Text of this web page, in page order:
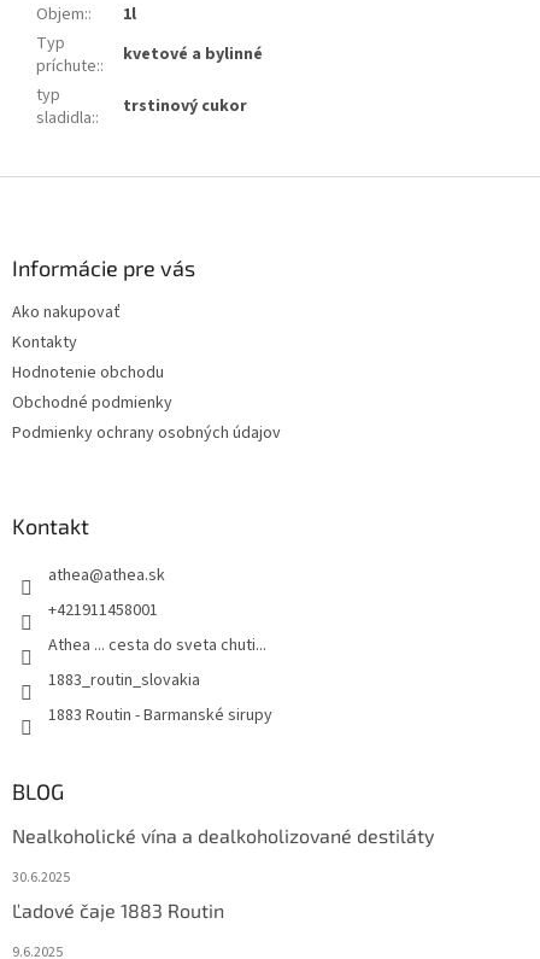
Objem::
1l
Typ
príchute::
kvetové a bylinné
typ
sladidla:: trstinový cukor
Informácie pre vás
Ako nakupovať
Kontakty
Hodnotenie obchodu
Obchodné podmienky
Podmienky ochrany osobných údajov
Kontakt
athea@athea.sk
+421911458001
Athea ... cesta do sveta chuti...
1883_routin_slovakia
1883 Routin - Barmanské sirupy
BLOG
Nealkoholické vína a dealkoholizované destiláty
30.6.2025
Ľadové čaje 1883 Routin
9.6.2025